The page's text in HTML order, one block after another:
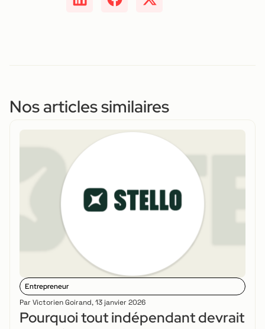
Nos articles similaires
Entrepreneur
Par Victorien Goirand,13 janvier 2026
Pourquoi tout indépendant devrait